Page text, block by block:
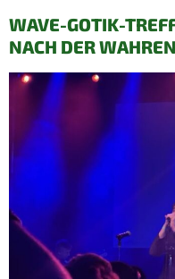
WAVE-GOTIK-
NACH DER